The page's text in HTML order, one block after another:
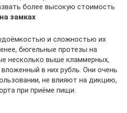
более высокую стоимость
замках
и сложностью их
бюгельные протезы на
несколько выше кламмерных,
в них рубль. Они очень
не влияют на дикцию,
при приёме пищи.